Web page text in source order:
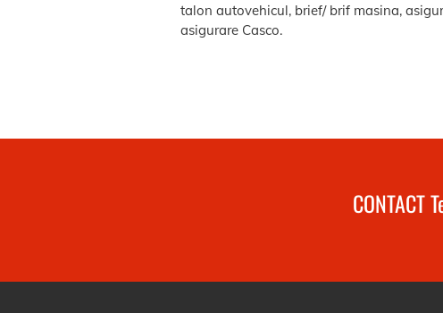
talon autovehicul, brief/ brif masina,
asigurare Casco.
CONTACT